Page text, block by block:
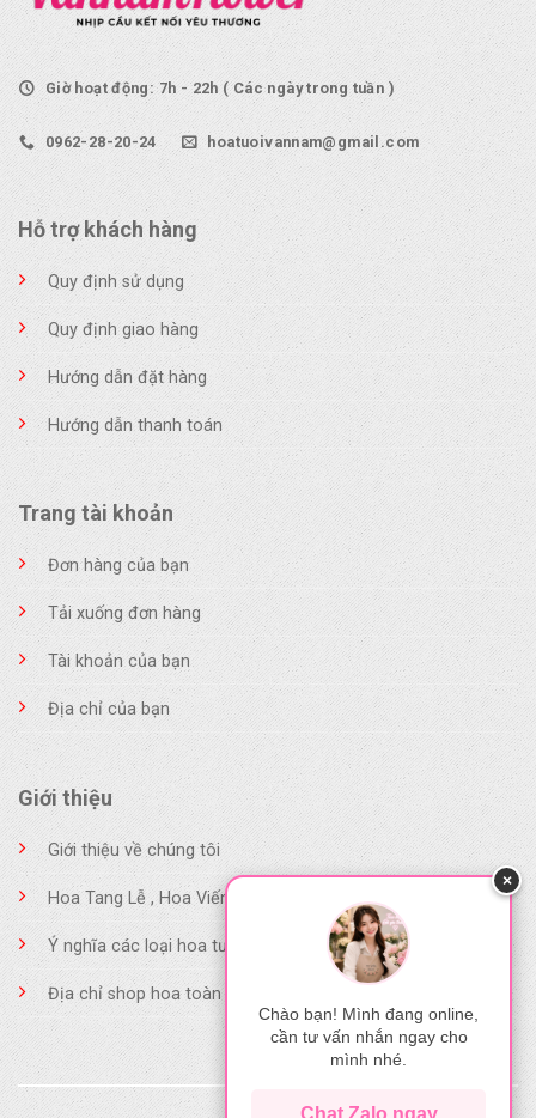
Giờ hoạt động: 7h - 22h ( Các ngày trong tuần )
0962-28-20-24 hoatuoivannam@gmail.com
Hỗ trợ khách hàng
Quy định sử dụng
Quy định giao hàng
Hướng dẫn đặt hàng
Hướng dẫn thanh toán
Trang tài khoản
Đơn hàng của bạn
Tải xuống đơn hàng
Tài khoản của bạn
Địa chỉ của bạn
Giới thiệu
Giới thiệu về chúng tôi
Hoa Tang Lễ , Hoa Viếng
Ý nghĩa các loại hoa tươi
Địa chỉ shop hoa toàn quốc
×
Chào bạn! Mình đang online,
cần tư vấn nhắn ngay cho
mình nhé.
Chat Zalo ngay